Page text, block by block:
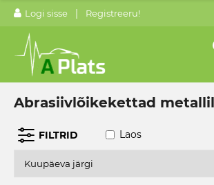
Logi sisse | Registreeru!
Abrasiivlõikekettad
FILTRID Laos